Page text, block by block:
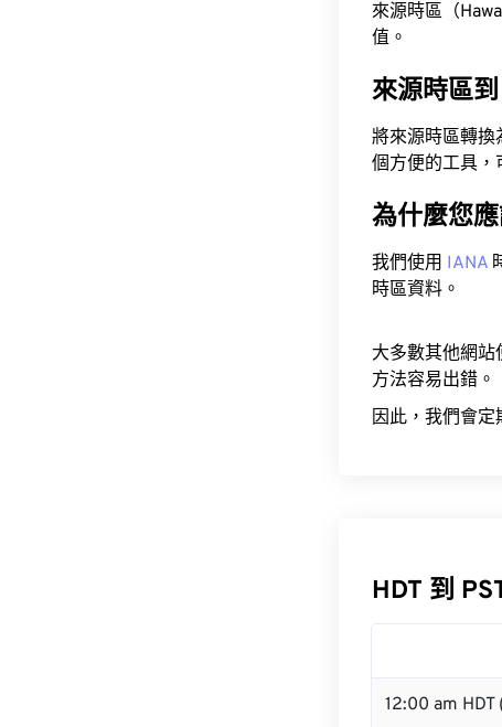
來源時區（
值。
來源時區
將來源時區轉換
個方便的工具，
為什麼您
我們使用 IANA
時區資料。
大多數其他網
方法容易出錯。
因此，我們會定
HDT 到
12:00 am HDT